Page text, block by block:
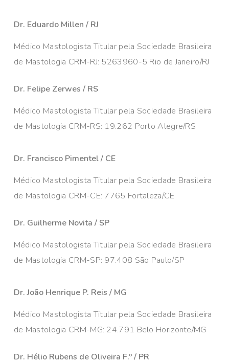
Dr. Eduardo Millen / RJ
Médico Mastologista Titular pela Sociedade Brasileira
de Mastologia CRM-RJ: 5263960-5 Rio de Janeiro/RJ
Dr. Felipe Zerwes / RS
Médico Mastologista Titular pela Sociedade Brasileira
de Mastologia CRM-RS: 19.262 Porto Alegre/RS
Dr. Francisco Pimentel / CE
Médico Mastologista Titular pela Sociedade Brasileira
de Mastologia CRM-CE: 7765 Fortaleza/CE
Dr. Guilherme Novita / SP
Médico Mastologista Titular pela Sociedade Brasileira
de Mastologia CRM-SP: 97.408 São Paulo/SP
Dr. João Henrique P. Reis / MG
Médico Mastologista Titular pela Sociedade Brasileira
de Mastologia CRM-MG: 24.791 Belo Horizonte/MG
Dr. Hélio Rubens de Oliveira F.º / PR